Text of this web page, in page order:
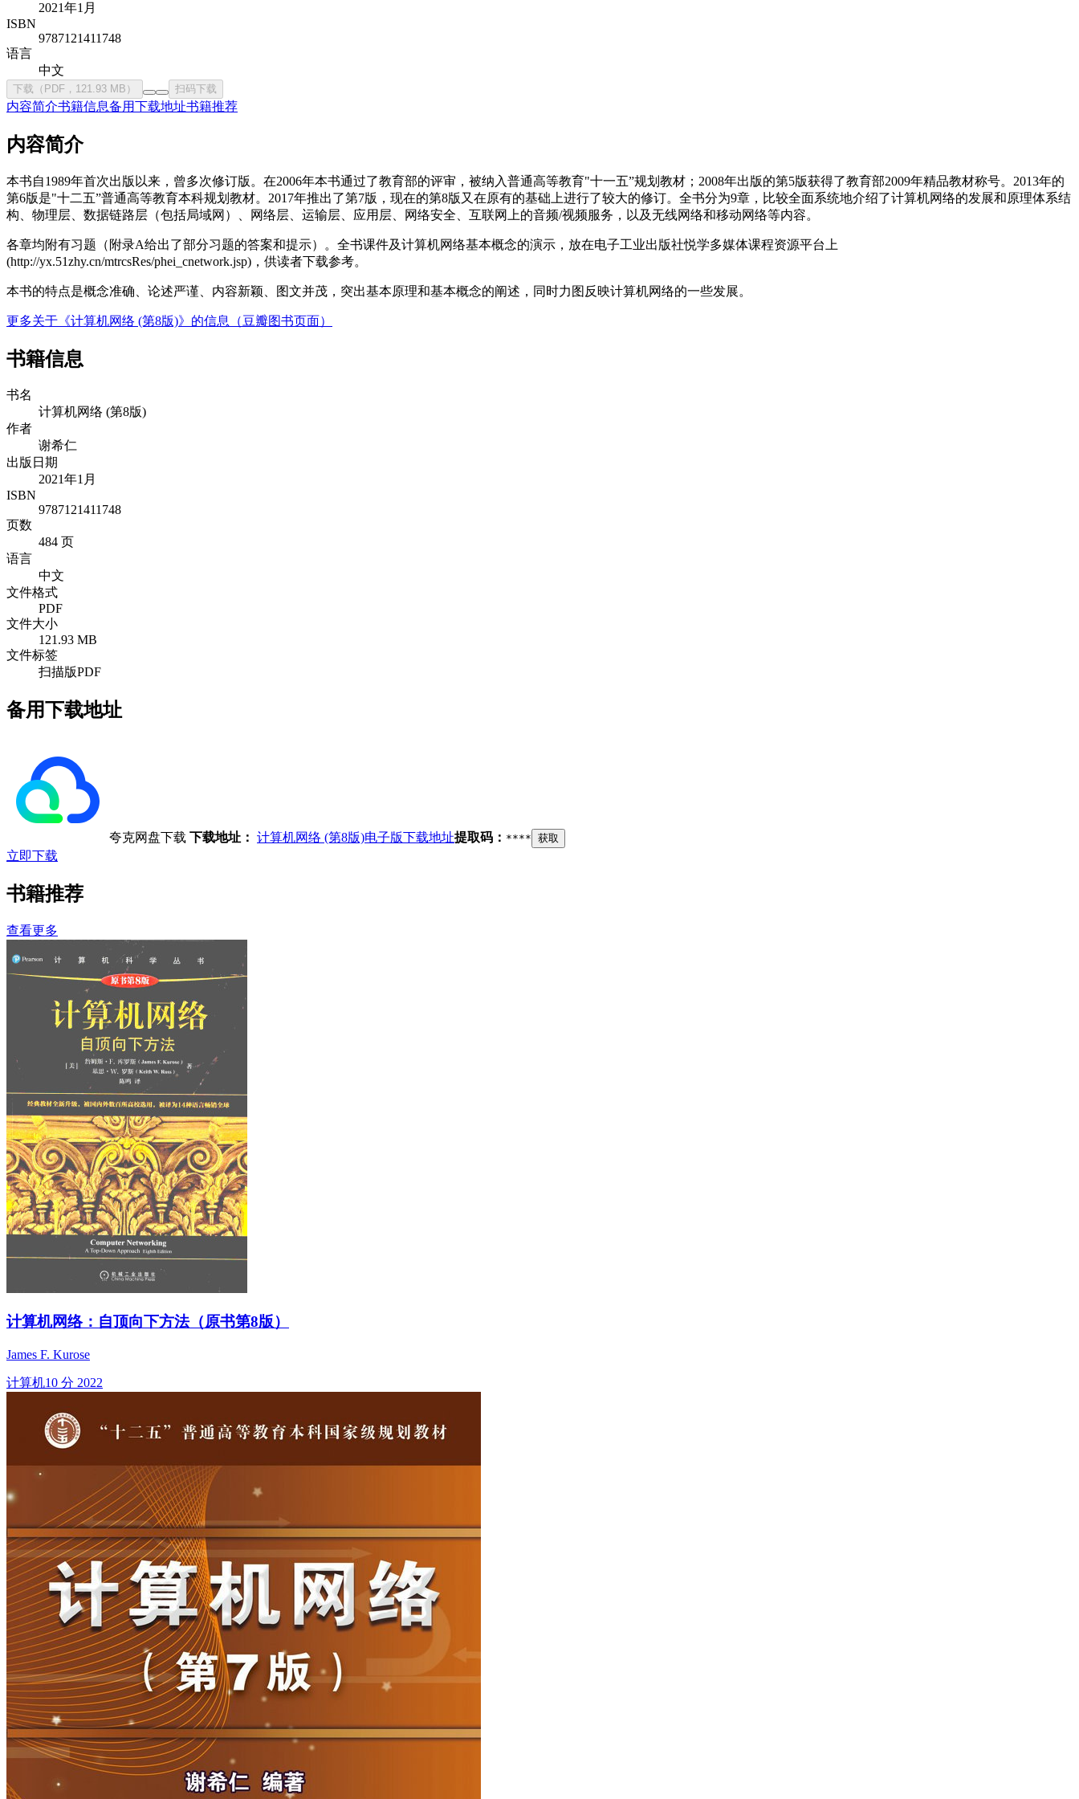
2021年1月
ISBN
9787121411748
语言
中文
下载（PDF，121.93 MB） 扫码下载
内容简介书籍信息备用下载地址书籍推荐
内容简介
本书自1989年首次出版以来，曾多次修订版。在2006年本书通过了教育部的评审，被纳入普通高等教育"十一五”规划教材；2008年出版的第5版获得了教育部2009年精品教材称号。2013年的
第6版是"十二五”普通高等教育本科规划教材。2017年推出了第7版，现在的第8版又在原有的基础上进行了较大的修订。全书分为9章，比较全面系统地介绍了计算机网络的发展和原理体系结
构、物理层、数据链路层（包括局域网）、网络层、运输层、应用层、网络安全、互联网上的音频/视频服务，以及无线网络和移动网络等内容。
各章均附有习题（附录A给出了部分习题的答案和提示）。全书课件及计算机网络基本概念的演示，放在电子工业出版社悦学多媒体课程资源平台上
(http://yx.51zhy.cn/mtrcsRes/phei_cnetwork.jsp)，供读者下载参考。
本书的特点是概念准确、论述严谨、内容新颖、图文并茂，突出基本原理和基本概念的阐述，同时力图反映计算机网络的一些发展。
更多关于《计算机网络 (第8版)》的信息（豆瓣图书页面）
书籍信息
书名
计算机网络 (第8版)
作者
谢希仁
出版日期
2021年1月
ISBN
9787121411748
页数
484 页
语言
中文
文件格式
PDF
文件大小
121.93 MB
文件标签
扫描版PDF
备用下载地址
夸克网盘下载 下载地址： 计算机网络 (第8版)电子版下载地址提取码： **** 获取
立即下载
书籍推荐
查看更多
计算机网络：自顶向下方法（原书第8版）
James F. Kurose
计算机10 分 2022